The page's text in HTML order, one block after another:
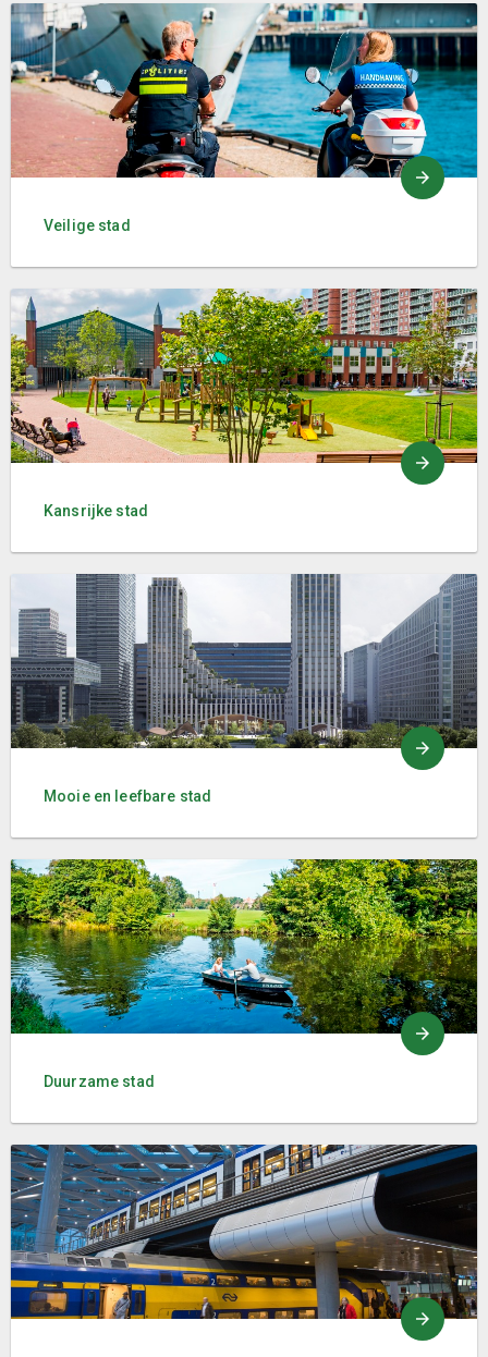
Veilige stad
Kansrijke stad
Mooie en leefbare stad
Duurzame stad